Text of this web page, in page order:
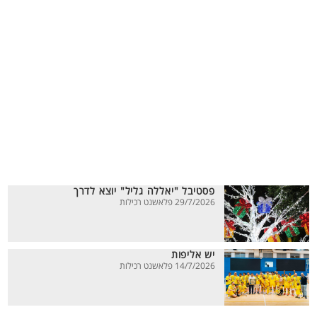
פסטיבל "יאללה גליל" יוצא לדרך
29/7/2026 פלאשנט רכילות
יש אליפות
14/7/2026 פלאשנט רכילות